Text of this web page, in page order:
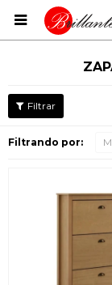

Filtrando por: